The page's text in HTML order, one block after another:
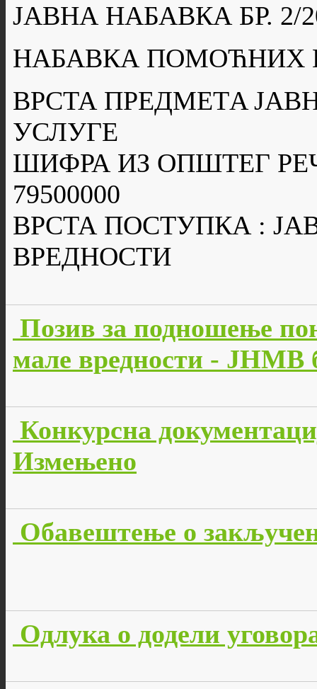
ЈАВНА НАБАВКА БР. 2/
НАБАВКА ПОМОЋНИХ
ВРСТА ПРЕДМЕТA
УСЛУГЕ
ШИФРА ИЗ ОПШТЕГ
79500000
ВРСТА ПОСТУПКА :
ВРЕДНОСТИ
Позив за подношење
мале вредности - JНМВ
Конкурсна
Измењено
Обавештење о
Одлука о додели